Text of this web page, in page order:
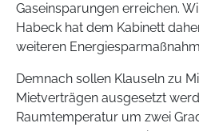
Gaseinsparungen erreichen.
Habeck hat dem Kabinett
weiteren
Demnach sollen Klauseln zu
Mietverträgen ausgesetzt
Raumtemperatur um zwei